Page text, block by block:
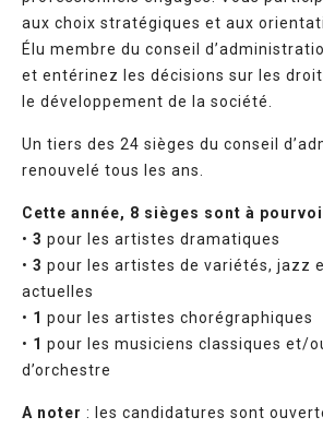
aux choix stratégiques et aux
Élu membre du conseil
et entérinez les décisions sur les
le développement de la société.
Un tiers des 24 sièges du conseil
renouvelé tous les ans.
Cette année, 8 sièges sont à
• 3 pour les artistes dramatiques
• 3 pour les artistes de variétés, jazz
actuelles
• 1 pour les artistes chorégraphiques
• 1 pour les musiciens classiques et/
d’orchestre
A noter : les candidatures sont